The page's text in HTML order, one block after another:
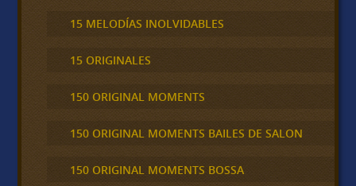
15 MELODÍAS INOLVIDABLES
15 ORIGINALES
150 ORIGINAL MOMENTS
150 ORIGINAL MOMENTS BAILES DE SALON
150 ORIGINAL MOMENTS BOSSA